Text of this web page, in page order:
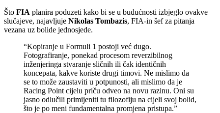
Što FIA planira poduzeti kako bi se u budućnosti izbjeglo ovakve
slučajeve, najavljuje Nikolas Tombazis, FIA-in šef za pitanja
vezana uz bolide jednosjede.
“Kopiranje u Formuli 1 postoji već dugo.
Fotografiranje, ponekad procesom reverzibilnog
inženjeringa stvaranje sličnih ili čak identičnih
koncepata, kakve koriste drugi timovi. Ne mislimo da
se to može zaustaviti u potpunosti, ali mislimo da je
Racing Point cijelu priču odveo na novu razinu. Oni su
jasno odlučili primijeniti tu filozofiju na cijeli svoj bolid,
što je po meni fundamentalna promjena pristupa.”